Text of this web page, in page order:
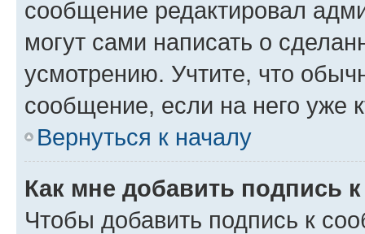
сообщение редактировал
могут сами написать о
усмотрению. Учтите, что
сообщение, если на него уже
Вернуться к началу
Как мне добавить подпись
Чтобы добавить подпись к